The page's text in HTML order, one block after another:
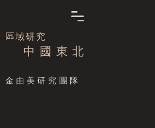
區域研究
中 國 東 北
​金由美研究團隊